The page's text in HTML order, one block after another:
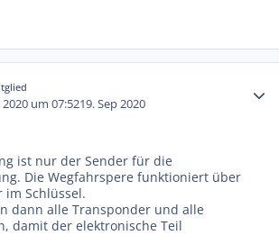
um 07:5219. Sep 2020
ist nur der Sender für die
Die Wegfahrspere funktioniert über
im Schlüssel.
dann alle Transponder und alle
damit der elektronische Teil